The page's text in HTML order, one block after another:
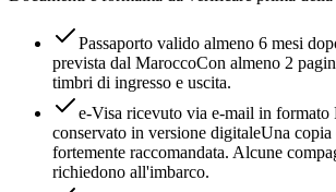
Passaporto valido almeno 6 mesi
prevista dal MaroccoCon almeno 2
timbri di ingresso e uscita.
e-Visa ricevuto via e-mail in formato
conservato in versione digitaleUna copia
fortemente raccomandata. Alcune
richiedono all'imbarco.